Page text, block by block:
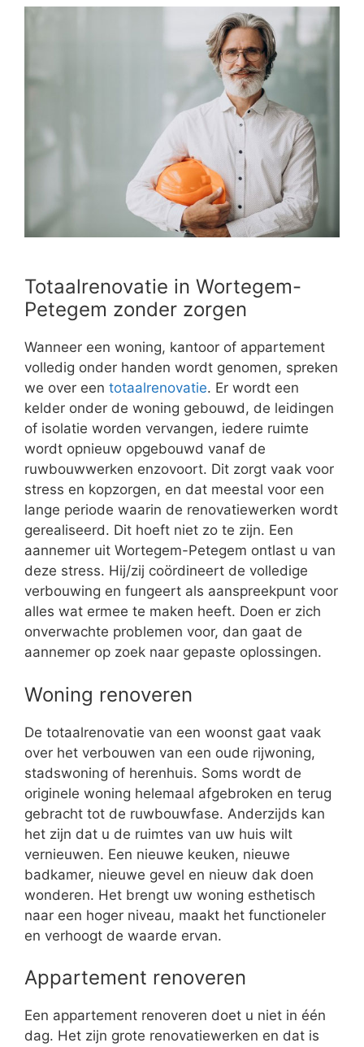
Totaalrenovatie in Wortegem-
Petegem zonder zorgen
Wanneer een woning, kantoor of appartement
volledig onder handen wordt genomen, spreken
we over een totaalrenovatie. Er wordt een
kelder onder de woning gebouwd, de leidingen
of isolatie worden vervangen, iedere ruimte
wordt opnieuw opgebouwd vanaf de
ruwbouwwerken enzovoort. Dit zorgt vaak voor
stress en kopzorgen, en dat meestal voor een
lange periode waarin de renovatiewerken wordt
gerealiseerd. Dit hoeft niet zo te zijn. Een
aannemer uit Wortegem-Petegem ontlast u van
deze stress. Hij/zij coördineert de volledige
verbouwing en fungeert als aanspreekpunt voor
alles wat ermee te maken heeft. Doen er zich
onverwachte problemen voor, dan gaat de
aannemer op zoek naar gepaste oplossingen.
Woning renoveren
De totaalrenovatie van een woonst gaat vaak
over het verbouwen van een oude rijwoning,
stadswoning of herenhuis. Soms wordt de
originele woning helemaal afgebroken en terug
gebracht tot de ruwbouwfase. Anderzijds kan
het zijn dat u de ruimtes van uw huis wilt
vernieuwen. Een nieuwe keuken, nieuwe
badkamer, nieuwe gevel en nieuw dak doen
wonderen. Het brengt uw woning esthetisch
naar een hoger niveau, maakt het functioneler
en verhoogt de waarde ervan.
Appartement renoveren
Een appartement renoveren doet u niet in één
dag. Het zijn grote renovatiewerken en dat is